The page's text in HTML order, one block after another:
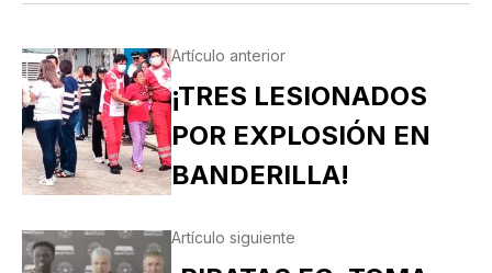
Artículo anterior
¡TRES LESIONADOS
POR EXPLOSIÓN EN
BANDERILLA!
Artículo siguiente